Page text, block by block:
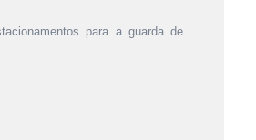
para a guarda de